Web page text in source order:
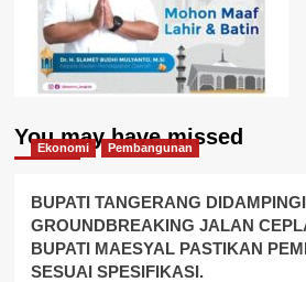
You may have missed
Ekonomi Pembangunan
BUPATI TANGERANG
GROUNDBREAKING JALAN
BUPATI MAESYAL PASTIKAN
SESUAI SPESIFIKASI.